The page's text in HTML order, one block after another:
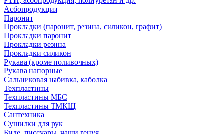
Асбопродукция
Паронит
Прокладки (паронит, резина, силикон, графит)
Прокладки паронит
Прокладки резина
Прокладки силикон
Рукава (кроме поливочных)
Рукава напорные
Сальниковая набивка, каболка
Техпластины
Техпластины МБС
Техпластины ТМКЩ
Сантехника
Сушилки для рук
Биде, писсуары, чаши генуя